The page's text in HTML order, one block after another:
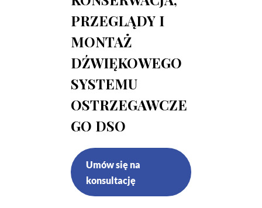
PRZEGLĄDY I
MONTAŻ
DŹWIĘKOWEGO
SYSTEMU
OSTRZEGAWCZE
GO DSO
Umów się na
konsultację